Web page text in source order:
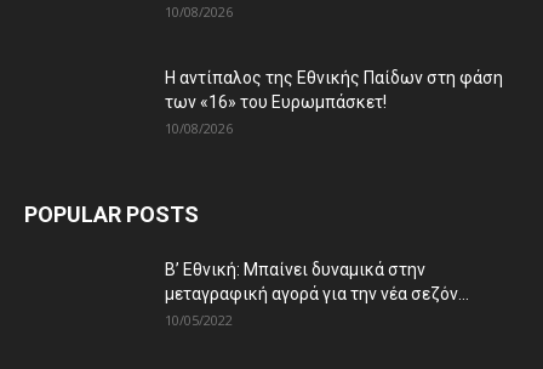
10/08/2026
Η αντίπαλος της Εθνικής Παίδων στη φάση
των «16» του Ευρωμπάσκετ!
10/08/2026
POPULAR POSTS
Β’ Εθνική: Μπαίνει δυναμικά στην
μεταγραφική αγορά για την νέα σεζόν...
10/05/2022